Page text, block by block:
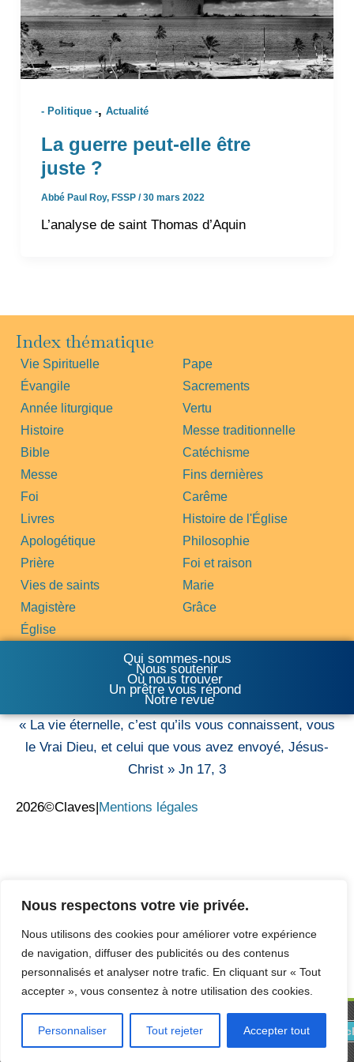
Nous respectons votre vie privée.
Nous utilisons des cookies pour améliorer votre expérience
de navigation, diffuser des publicités ou des contenus
personnalisés et analyser notre trafic. En cliquant sur « Tout
accepter », vous consentez à notre utilisation des cookies.
Personnaliser Tout rejeter Accepter tout
- Politique -, Actualité
La guerre peut-elle être
juste ?
Abbé Paul Roy, FSSP /30 mars 2022
L’analyse de saint Thomas d’Aquin
Index thématique
Vie Spirituelle
Évangile
Année liturgique
Histoire
Bible
Messe
Foi
Livres
Apologétique
Prière
Vies de saints
Magistère
Église
Pape
Sacrements
Vertu
Messe traditionnelle
Catéchisme
Fins dernières
Carême
Histoire de l'Église
Philosophie
Foi et raison
Marie
Grâce
Qui sommes-nous
Nous soutenir
Où nous trouver
Un prêtre vous répond
Notre revue
« La vie éternelle, c’est qu’ils vous connaissent, vous
le Vrai Dieu, et celui que vous avez envoyé, Jésus-
Christ » Jn 17, 3
2026©Claves Mentions légales
FSSP